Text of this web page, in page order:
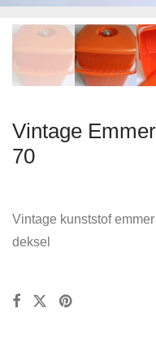
Vintage
70
Vintage kunststof
deksel